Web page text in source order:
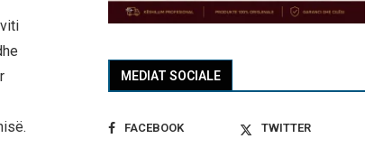
MEDIAT SOCIALE
FACEBOOK
TWITTER